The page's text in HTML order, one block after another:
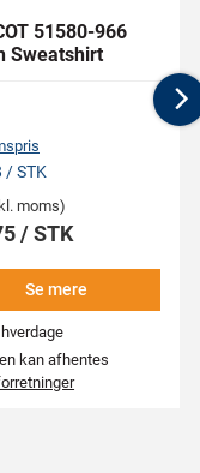
51580-966
Sweatshirt
/ STK
moms)
/ STK
Se mere
kan afhentes